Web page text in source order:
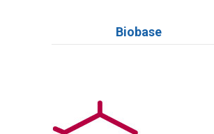
Biobase